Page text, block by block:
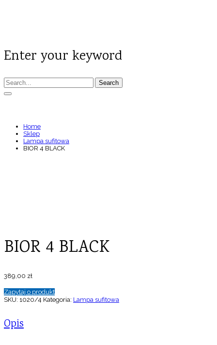
Enter your keyword
Search
Home
Sklep
Lampa sufitowa
BIOR 4 BLACK
BIOR 4 BLACK
389,00 zł
Zapytaj o produkt
SKU: 1020/4 Kategoria: Lampa sufitowa
Opis